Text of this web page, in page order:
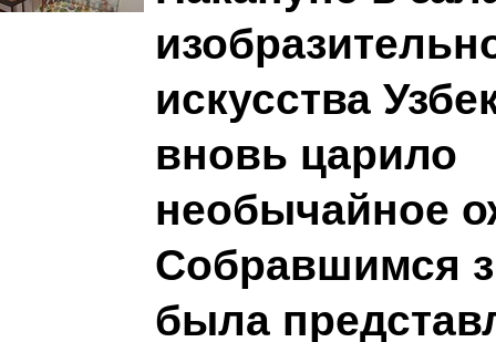
искусства
вновь царило
необычайное
Собравшимся
была